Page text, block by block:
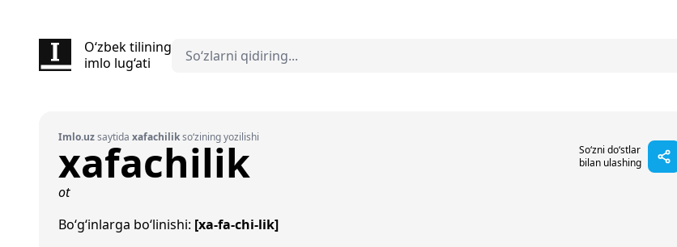
O‘zbek tilining
imlo lug‘ati
Imlo.uzsaytida xafachilikso‘zining yozilishi
xafachilik
So‘zni do‘stlar
bilan ulashing
ot
Bo‘g‘inlarga bo‘linishi: [xa-fa-chi-lik]